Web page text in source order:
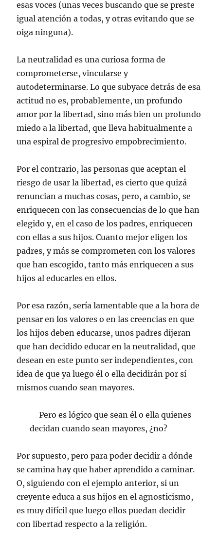
esas voces (unas veces buscando que se preste
igual atención a todas, y otras evitando que se
oiga ninguna).
La neutralidad es una curiosa forma de
comprometerse, vincularse y
autodeterminarse. Lo que subyace detrás de esa
actitud no es, probablemente, un profundo
amor por la libertad, sino más bien un profundo
miedo a la libertad, que lleva habitualmente a
una espiral de progresivo empobrecimiento.
Por el contrario, las personas que aceptan el
riesgo de usar la libertad, es cierto que quizá
renuncian a muchas cosas, pero, a cambio, se
enriquecen con las consecuencias de lo que han
elegido y, en el caso de los padres, enriquecen
con ellas a sus hijos. Cuanto mejor eligen los
padres, y más se comprometen con los valores
que han escogido, tanto más enriquecen a sus
hijos al educarles en ellos.
Por esa razón, sería lamentable que a la hora de
pensar en los valores o en las creencias en que
los hijos deben educarse, unos padres dijeran
que han decidido educar en la neutralidad, que
desean en este punto ser independientes, con
idea de que ya luego él o ella decidirán por sí
mismos cuando sean mayores.
—Pero es lógico que sean él o ella quienes
decidan cuando sean mayores, ¿no?
Por supuesto, pero para poder decidir a dónde
se camina hay que haber aprendido a caminar.
O, siguiendo con el ejemplo anterior, si un
creyente educa a sus hijos en el agnosticismo,
es muy difícil que luego ellos puedan decidir
con libertad respecto a la religión.